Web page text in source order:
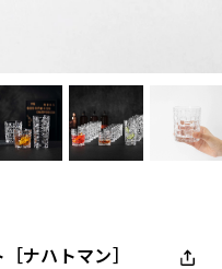
ナハトマン］